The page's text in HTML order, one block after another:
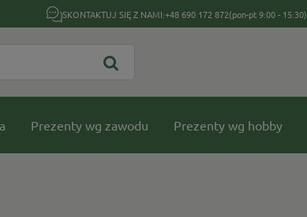
SKONTAKTUJ SIĘ Z NAMI:+48 690 172 872(pon-pt 9:00 - 15:30)
Prezenty wg zawodu Prezenty wg hobby